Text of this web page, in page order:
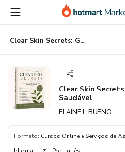
para
conteúdo
principal
para
pagamento
para
rodapé
Clear Skin Secrets: Guia Para Uma Pele Saudável
Clear Skin
Saudável
ELAINE L BUENO
Formato: Cursos Online e Serviços de